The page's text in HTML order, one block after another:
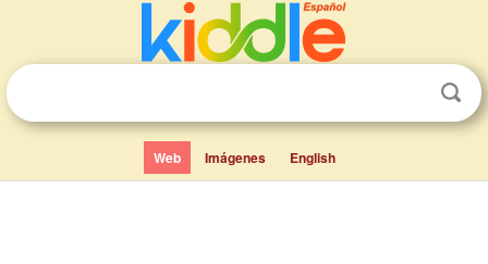
Web Imágenes English